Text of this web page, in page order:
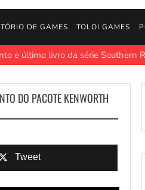
DE GAMES TOLOI GAMES
e último livro da série Southern
DO PACOTE KENWORTH
Tweet